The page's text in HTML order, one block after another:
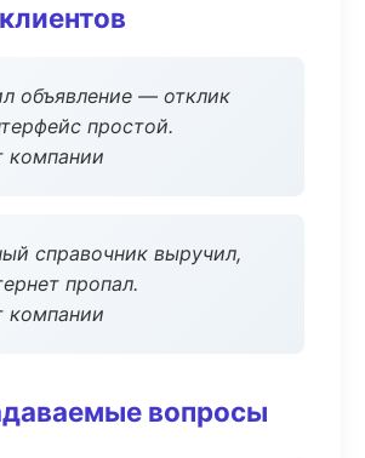
объявление — отклик
простой.
компании
справочник выручил,
пропал.
компании
вопросы